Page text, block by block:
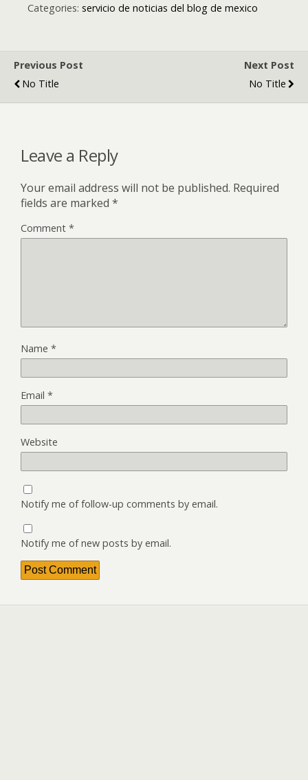
Categories: servicio de noticias del blog de mexico
Previous Post
No Title
Next Post
No Title
Leave a Reply
Your email address will not be published. Required
fields are marked *
Comment *
Name *
Email *
Website
Notify me of follow-up comments by email.
Notify me of new posts by email.